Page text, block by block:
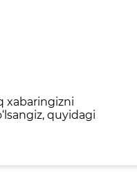
xabaringizni
quyidagi